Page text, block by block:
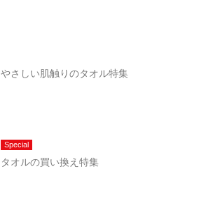
やさしい肌触りのタオル特集
Special
タオルの買い換え特集